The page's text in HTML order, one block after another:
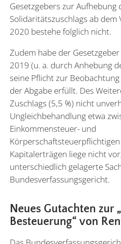
Gesetzgebers zur Aufhebung
Solidaritätszuschlags ab
2020 bestehe folglich nicht.
Zudem habe der
2019 (u. a. durch Anhebung
seine Pflicht zur
der Abgabe erfüllt. Des
Zuschlags (5,5 %) nicht
Ungleichbehandlung etwa
Einkommensteuer- und
Kapitalerträgen liege nicht
unterschiedlich gelagerte
Bundesverfassungsgericht.
Neues Gutachten zur
Besteuerung“ von